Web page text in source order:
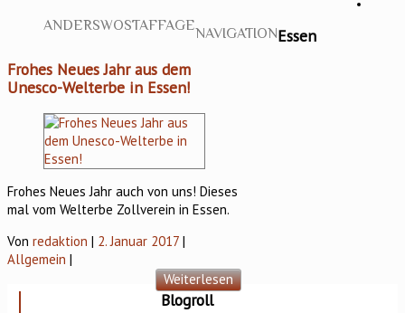
ANDERSWOSTAFFAGENAVIGATIONEssen
Frohes Neues Jahr aus dem
Unesco-Welterbe in Essen!
Frohes Neues Jahr auch von uns! Dieses
mal vom Welterbe Zollverein in Essen.
Von redaktion | 2. Januar 2017 |
Allgemein |
Weiterlesen
Blogroll